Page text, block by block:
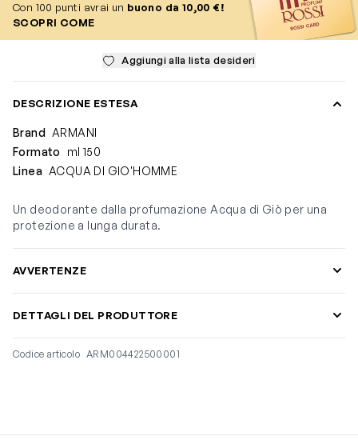
Con 100 punti avrai un buono da 10,00 €!
SCOPRI COME
Aggiungi alla lista desideri
DESCRIZIONE ESTESA
Brand ARMANI
Formato
ml 150
Linea ACQUA DI GIO'HOMME
Un deodorante dalla profumazione Acqua di Giò per una
protezione a lunga durata.
AVVERTENZE
DETTAGLI DEL PRODUTTORE
Codice articolo ARM004422500001